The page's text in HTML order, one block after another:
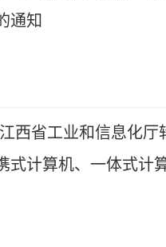
通知
西省工业和信息化
式计算机、一体式计